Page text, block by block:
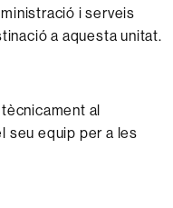
iserveis
a aquesta unitat.
al
seu equip per a les